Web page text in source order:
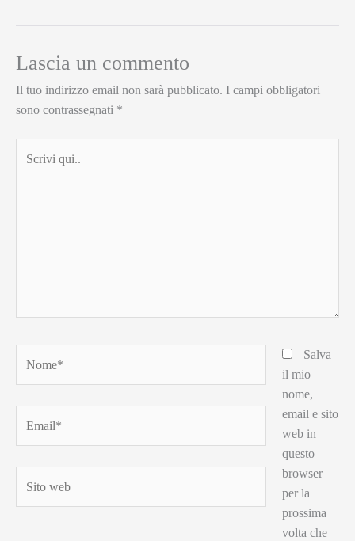
Lascia un commento
Il tuo indirizzo email non sarà pubblicato. I campi obbligatori
sono contrassegnati *
qui..
web
Salva
il mio
nome,
email e sito
web in
questo
browser
per la
prossima
volta che